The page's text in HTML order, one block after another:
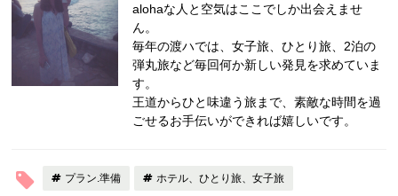
alohaな人と空気はここでしか出会えませ
ん。
毎年の渡ハでは、女子旅、ひとり旅、2泊の
弾丸旅など毎回何か新しい発見を求めていま
す。
王道からひと味違う旅まで、素敵な時間を過
ごせるお手伝いができれば嬉しいです。
プラン.準備 ホテル、ひとり旅、女子旅